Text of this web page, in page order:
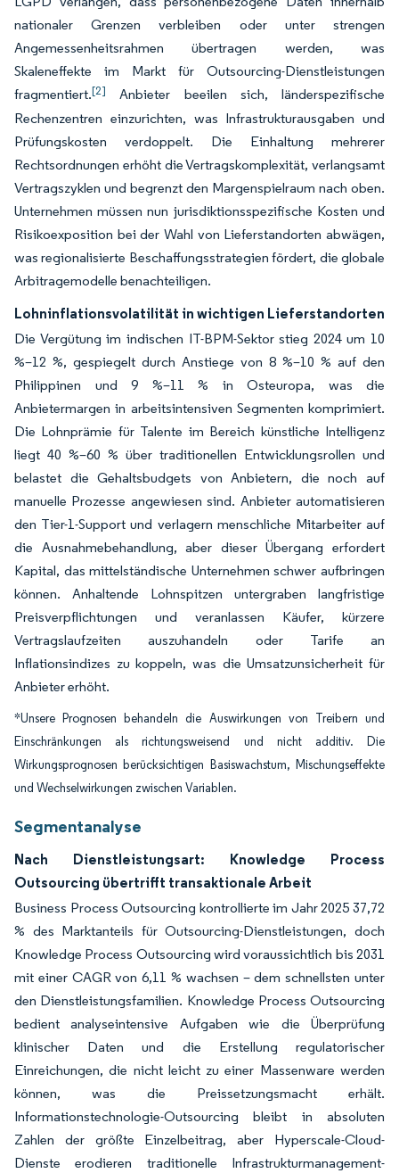
nationaler Grenzen verbleiben oder unter strengen
Angemessenheitsrahmen übertragen werden, was
Skaleneffekte im Markt für Outsourcing-Dienstleistungen
fragmentiert.[2]
Anbieter beeilen sich, länderspezifische
Rechenzentren einzurichten, was Infrastrukturausgaben und
Prüfungskosten verdoppelt. Die Einhaltung mehrerer
Rechtsordnungen erhöht die Vertragskomplexität, verlangsamt
Vertragszyklen und begrenzt den Margenspielraum nach oben.
Unternehmen müssen nun jurisdiktionsspezifische Kosten und
Risikoexposition bei der Wahl von Lieferstandorten abwägen,
was regionalisierte Beschaffungsstrategien fördert, die globale
Arbitragemodelle benachteiligen.
Lohninflationsvolatilität in wichtigen Lieferstandorten
Die Vergütung im indischen IT-BPM-Sektor stieg 2024 um 10
%–12 %, gespiegelt durch Anstiege von 8 %–10 % auf den
Philippinen und 9 %–11 % in Osteuropa, was die
Anbietermargen in arbeitsintensiven Segmenten komprimiert.
Die Lohnprämie für Talente im Bereich künstliche Intelligenz
liegt 40 %–60 % über traditionellen Entwicklungsrollen und
belastet die Gehaltsbudgets von Anbietern, die noch auf
manuelle Prozesse angewiesen sind. Anbieter automatisieren
den Tier-1-Support und verlagern menschliche Mitarbeiter auf
die Ausnahmebehandlung, aber dieser Übergang erfordert
Kapital, das mittelständische Unternehmen schwer aufbringen
können. Anhaltende Lohnspitzen untergraben langfristige
Preisverpflichtungen und veranlassen Käufer, kürzere
Vertragslaufzeiten auszuhandeln oder Tarife an
Inflationsindizes zu koppeln, was die Umsatzunsicherheit für
Anbieter erhöht.
*Unsere Prognosen behandeln die Auswirkungen von Treibern und
Einschränkungen als richtungsweisend und nicht additiv. Die
Wirkungsprognosen berücksichtigen Basiswachstum, Mischungseffekte
und Wechselwirkungen zwischen Variablen.
Segmentanalyse
Nach Dienstleistungsart: Knowledge Process
Outsourcing übertrifft transaktionale Arbeit
Business Process Outsourcing kontrollierte im Jahr 2025 37,72
% des Marktanteils für Outsourcing-Dienstleistungen, doch
Knowledge Process Outsourcing wird voraussichtlich bis 2031
mit einer CAGR von 6,11 % wachsen – dem schnellsten unter
den Dienstleistungsfamilien. Knowledge Process Outsourcing
bedient analyseintensive Aufgaben wie die Überprüfung
klinischer Daten und die Erstellung regulatorischer
Einreichungen, die nicht leicht zu einer Massenware werden
können, was die Preissetzungsmacht erhält.
Informationstechnologie-Outsourcing bleibt in absoluten
Zahlen der größte Einzelbeitrag, aber Hyperscale-Cloud-
Dienste erodieren traditionelle Infrastrukturmanagement-